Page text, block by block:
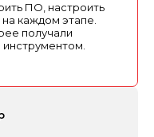
ПО, настроить
каждом этапе.
получали
инструментом.